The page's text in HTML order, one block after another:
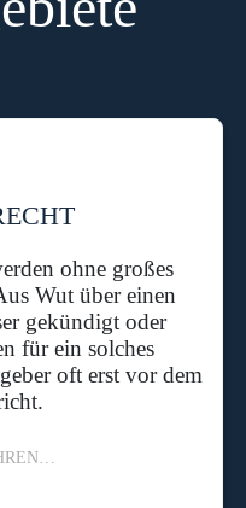
ohne großes
Wut über einen
gekündigt oder
für ein solches
oft erst vor dem